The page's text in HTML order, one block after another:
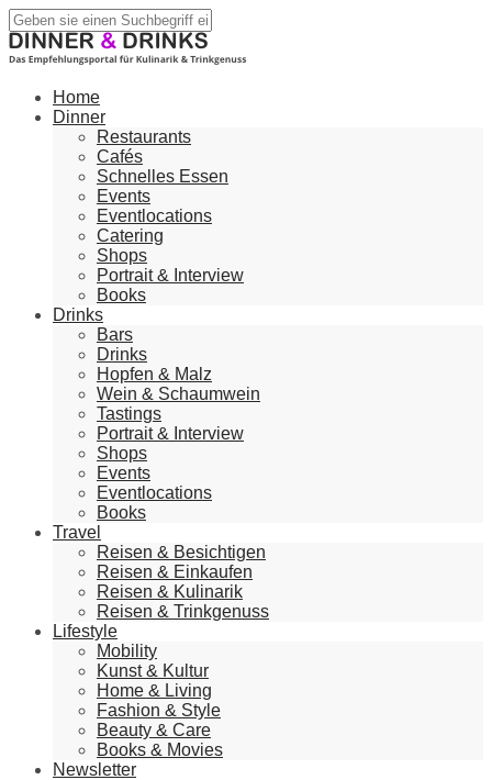
Home
Dinner
Restaurants
Cafés
Schnelles Essen
Events
Eventlocations
Catering
Shops
Portrait & Interview
Books
Drinks
Bars
Drinks
Hopfen & Malz
Wein & Schaumwein
Tastings
Portrait & Interview
Shops
Events
Eventlocations
Books
Travel
Reisen & Besichtigen
Reisen & Einkaufen
Reisen & Kulinarik
Reisen & Trinkgenuss
Lifestyle
Mobility
Kunst & Kultur
Home & Living
Fashion & Style
Beauty & Care
Books & Movies
Newsletter